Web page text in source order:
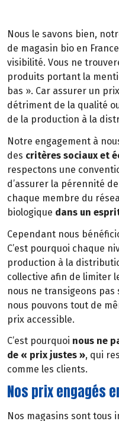
Nous le savons bien,
de magasin bio en
visibilité. Vous ne
produits portant la
bas ». Car assurer un
détriment de la qualité
de la production à la
Notre engagement à
des critères sociaux et
respectons une
d’assurer la pérennité
chaque membre du
biologique dans un
Cependant nous
C’est pourquoi chaque
production à la
collective afin de limiter
nous ne transigeons
nous pouvons tout de
prix accessible.
C’est pourquoi nous ne
de « prix justes », qui
comme les clients.
Nos prix engagés
Nos magasins sont tous